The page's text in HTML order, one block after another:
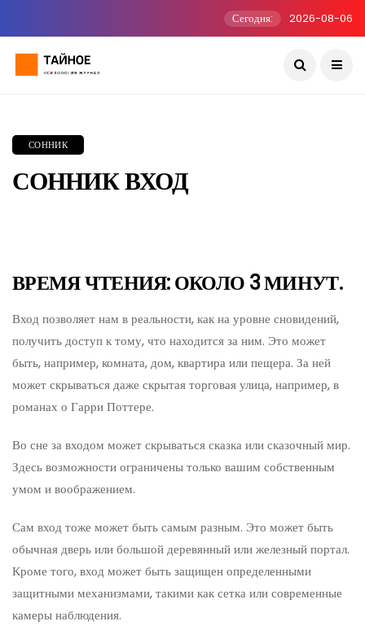
Сегодня: 2026-08-06
СОННИК
СОННИК ВХОД
ВРЕМЯ ЧТЕНИЯ: ОКОЛО 3 МИНУТ.
Вход позволяет нам в реальности, как на уровне сновидений,
получить доступ к тому, что находится за ним. Это может
быть, например, комната, дом, квартира или пещера. За ней
может скрываться даже скрытая торговая улица, например, в
романах о Гарри Поттере.
Во сне за входом может скрываться сказка или сказочный мир.
Здесь возможности ограничены только вашим собственным
умом и воображением.
Сам вход тоже может быть самым разным. Это может быть
обычная дверь или большой деревянный или железный портал.
Кроме того, вход может быть защищен определенными
защитными механизмами, такими как сетка или современные
камеры наблюдения.